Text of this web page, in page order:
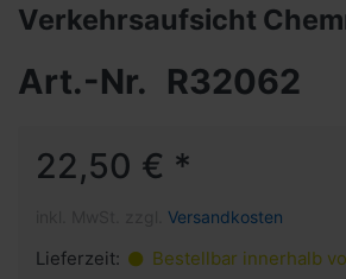
Verkehrsaufsicht
Art.-Nr. R32062
22,50 € *
Versandkosten
Lieferzeit: Bestellbar innerhalb